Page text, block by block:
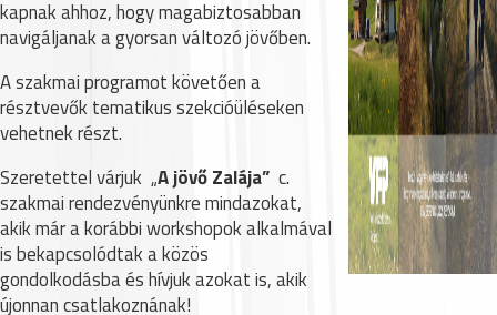
kapnak ahhoz, hogy magabiztosabban
navigáljanak a gyorsan változó jövőben.
A szakmai programot követően a
résztvevők tematikus szekcióüléseken
vehetnek részt.
Szeretettel várjuk „A jövő Zalája” c.
szakmai rendezvényünkre mindazokat,
akik már a korábbi workshopok alkalmával
is bekapcsolódtak a közös
gondolkodásba és hívjuk azokat is, akik
újonnan csatlakoznának!